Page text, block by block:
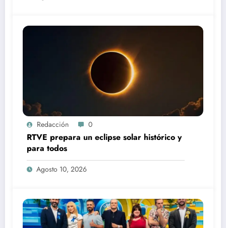
Redacción 0
RTVE prepara un eclipse solar histórico y
para todos
Agosto 10, 2026